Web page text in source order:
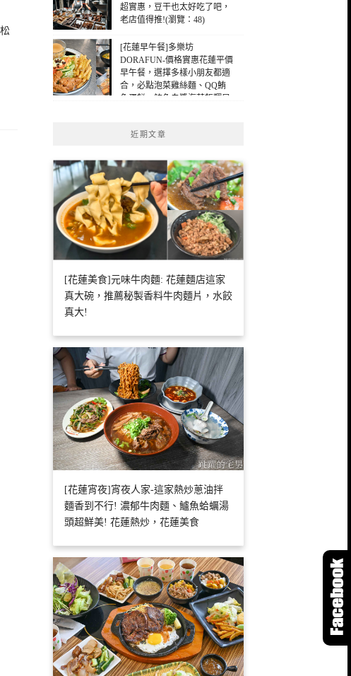
超實惠，豆干也太好吃了吧，
老店值得推!(瀏覽：48)
[花蓮早午餐]多樂坊
DORAFUN-價格實惠花蓮平價
早午餐，選擇多樣小朋友都適
合，必點泡菜雞絲麵、QQ鮪
魚蛋餅，鮪魚白醬海苔飯糰早
近期文章
[花蓮美食]元味牛肉麵: 花蓮麵店這家
真大碗，推薦秘製香料牛肉麵片，水餃
真大!
[花蓮宵夜]宵夜人家-這家熱炒蔥油拌
麵香到不行! 濃郁牛肉麵、鱸魚蛤蠣湯
頭超鮮美! 花蓮熱炒，花蓮美食